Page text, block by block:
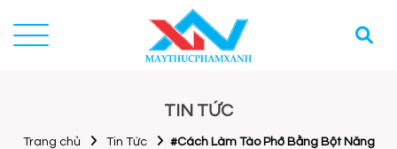
TIN TỨC
Trang chủ Tin Tức
#Cách Làm Tào Phớ Bằng Bột Năng